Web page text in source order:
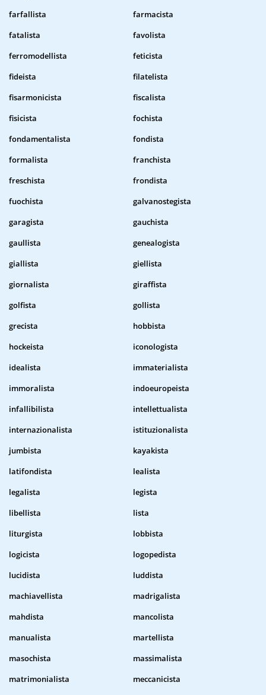
farfallista
farmacista
fatalista
favolista
ferromodellista
feticista
fideista
filatelista
fisarmonicista
fiscalista
fisicista
fochista
fondamentalista
fondista
formalista
franchista
freschista
frondista
fuochista
galvanostegista
garagista
gauchista
gaullista
genealogista
giallista
giellista
giornalista
giraffista
golfista
gollista
grecista
hobbista
hockeista
iconologista
idealista
immaterialista
immoralista
indoeuropeista
infallibilista
intellettualista
internazionalista
istituzionalista
jumbista
kayakista
latifondista
lealista
legalista
legista
libellista
lista
liturgista
lobbista
logicista
logopedista
lucidista
luddista
machiavellista
madrigalista
mahdista
mancolista
manualista
martellista
masochista
massimalista
matrimonialista
meccanicista